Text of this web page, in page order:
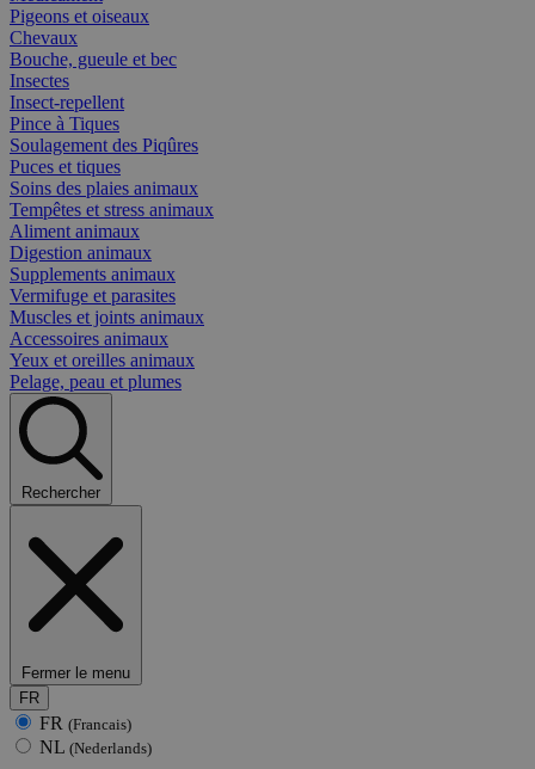
Pigeons et oiseaux
Chevaux
Bouche, gueule et bec
Insectes
Insect-repellent
Pince à Tiques
Soulagement des Piqûres
Puces et tiques
Soins des plaies animaux
Tempêtes et stress animaux
Aliment animaux
Digestion animaux
Supplements animaux
Vermifuge et parasites
Muscles et joints animaux
Accessoires animaux
Yeux et oreilles animaux
Pelage, peau et plumes
Rechercher
Fermer le menu
FR
FR (Francais)
NL (Nederlands)